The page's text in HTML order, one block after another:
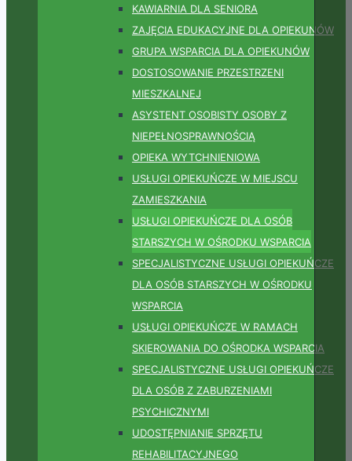
KAWIARNIA DLA SENIORA
ZAJĘCIA EDUKACYJNE DLA OPIEKUNÓW
GRUPA WSPARCIA DLA OPIEKUNÓW
DOSTOSOWANIE PRZESTRZENI
MIESZKALNEJ
ASYSTENT OSOBISTY OSOBY Z
NIEPEŁNOSPRAWNOŚCIĄ
OPIEKA WYTCHNIENIOWA
USŁUGI OPIEKUŃCZE W MIEJSCU
ZAMIESZKANIA
USŁUGI OPIEKUŃCZE DLA OSÓB
STARSZYCH W OŚRODKU WSPARCIA
SPECJALISTYCZNE USŁUGI OPIEKUŃCZE
DLA OSÓB STARSZYCH W OŚRODKU
WSPARCIA
USŁUGI OPIEKUŃCZE W RAMACH
SKIEROWANIA DO OŚRODKA WSPARCIA
SPECJALISTYCZNE USŁUGI OPIEKUŃCZE
DLA OSÓB Z ZABURZENIAMI
PSYCHICZNYMI
UDOSTĘPNIANIE SPRZĘTU
REHABILITACYJNEGO